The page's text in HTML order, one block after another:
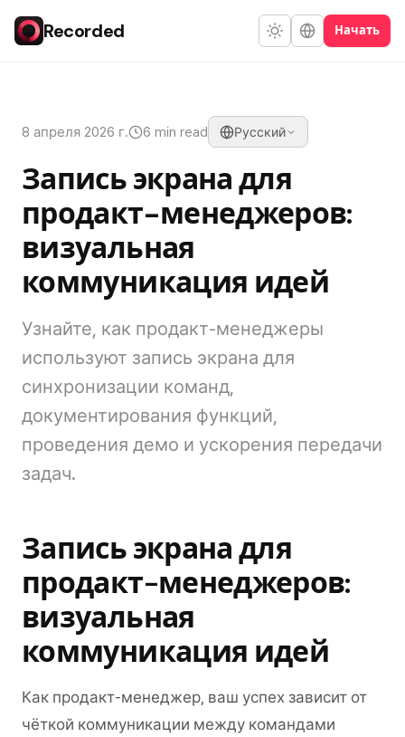
Recorded Начать
8 апреля 2026 г. 6 min read Русский
Запись экрана для
продакт-менеджеров:
визуальная
коммуникация идей
Узнайте, как продакт-менеджеры
используют запись экрана для
синхронизации команд,
документирования функций,
проведения демо и ускорения передачи
задач.
Запись экрана для
продакт-менеджеров:
визуальная
коммуникация идей
Как продакт-менеджер, ваш успех зависит от
чёткой коммуникации между командами